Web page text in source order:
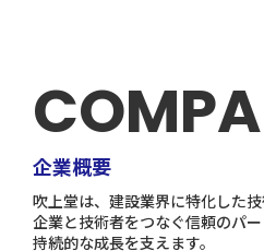
企業概要
吹上堂は、建設業界に特化した技
企業と技術者をつなぐ信頼のパー
持続的な成長を支えます。